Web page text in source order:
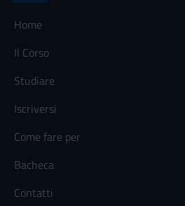
Home
Il Corso
Studiare
Iscriversi
Come fare per
Bacheca
Contatti